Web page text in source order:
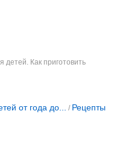
детей. Как приготовить
от года до... / Рецепты